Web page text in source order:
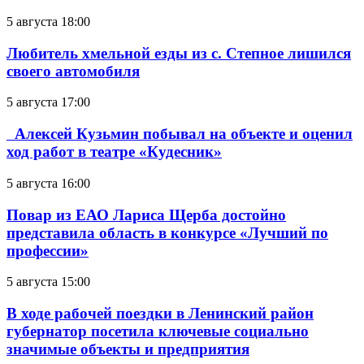
5 августа 18:00
Любитель хмельной езды из с. Степное лишился
своего автомобиля
5 августа 17:00
Алексей Кузьмин побывал на объекте и оценил
ход работ в театре «Кудесник»
5 августа 16:00
Повар из ЕАО Лариса Щерба достойно
представила область в конкурсе «Лучший по
профессии»
5 августа 15:00
В ходе рабочей поездки в Ленинский район
губернатор посетила ключевые социально
значимые объекты и предприятия